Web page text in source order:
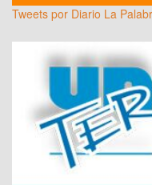
Tweets por Diario La